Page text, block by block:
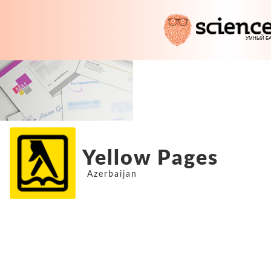
Yellow Pages
Azerbaijan